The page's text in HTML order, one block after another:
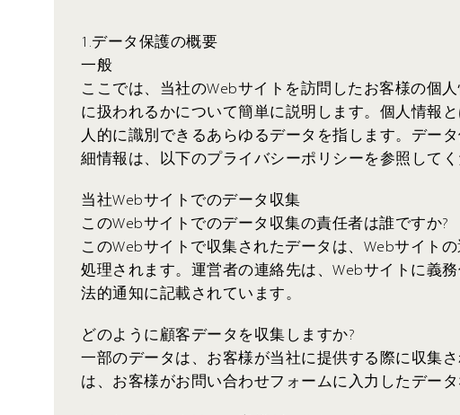
1.データ保護の概要
一般
ここでは、当社のWebサイトを訪問したお客様の個
に扱われるかについて簡単に説明します。個人情報
人的に識別できるあらゆるデータを指します。デー
細情報は、以下のプライバシーポリシーを参照してく
当社Webサイトでのデータ収集
このWebサイトでのデータ収集の責任者は誰ですか?
このWebサイトで収集されたデータは、Webサイト
処理されます。運営者の連絡先は、Webサイトに義
法的通知に記載されています。
どのように顧客データを収集しますか?
一部のデータは、お客様が当社に提供する際に収集
は、お客様がお問い合わせフォームに入力したデータ